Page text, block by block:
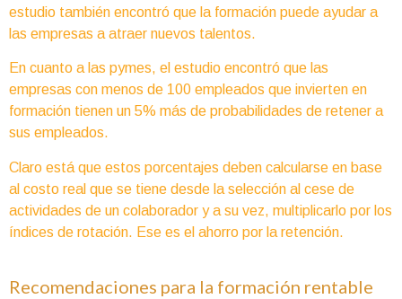
estudio también encontró que la formación puede ayudar a
las empresas a atraer nuevos talentos.
En cuanto a las pymes, el estudio encontró que las
empresas con menos de 100 empleados que invierten en
formación tienen un 5% más de probabilidades de retener a
sus empleados.
Claro está que estos porcentajes deben calcularse en base
al costo real que se tiene desde la selección al cese de
actividades de un colaborador y a su vez, multiplicarlo por los
índices de rotación. Ese es el ahorro por la retención.
Recomendaciones para la formación rentable